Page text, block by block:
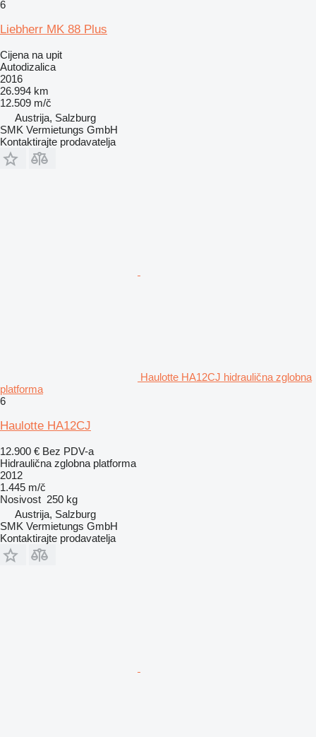
6
Liebherr MK 88 Plus
Cijena na upit
Autodizalica
2016
26.994 km
12.509 m/č
Austrija, Salzburg
SMK Vermietungs GmbH
Kontaktirajte prodavatelja
Haulotte HA12CJ hidraulična zglobna
platforma
6
Haulotte HA12CJ
12.900 € Bez PDV-a
Hidraulična zglobna platforma
2012
1.445 m/č
Nosivost 250 kg
Austrija, Salzburg
SMK Vermietungs GmbH
Kontaktirajte prodavatelja